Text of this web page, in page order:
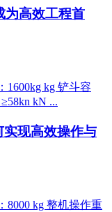
为高效工程首
1600kg kg 铲斗容
kN ...
现高效操作与
8000 kg 整机操作重